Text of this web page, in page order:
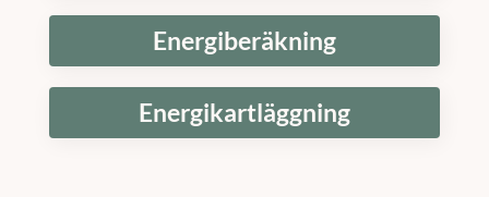
Energiberäkning
Energikartläggning